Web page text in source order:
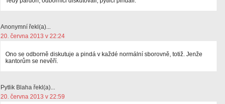
Anonymní řekl(a)...
20. června 2013 v 22:24
Ono se odborně diskutuje a pindá v každé normální sborovně, totiž. Jenže
kantorům se nevěří.
Pytlik Blaha řekl(a)...
20. června 2013 v 22:59